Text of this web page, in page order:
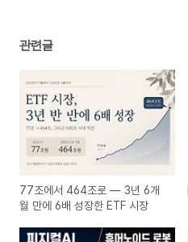
관련글
77조에서 464조로 — 3년 6개
월 만에 6배 성장한 ETF 시장